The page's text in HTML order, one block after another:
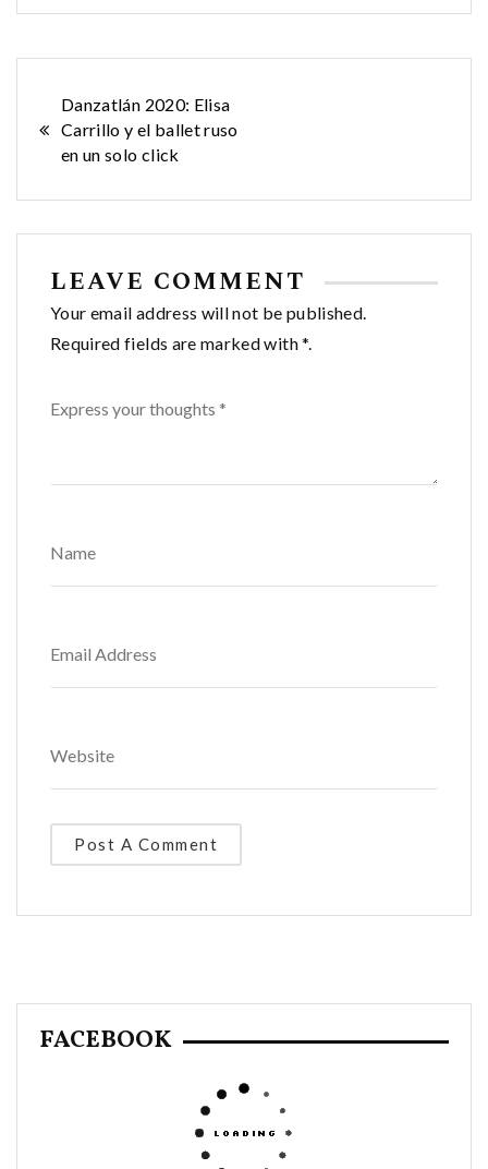
Navegación
de
entradas
Danzatlán 2020: Elisa
Carrillo y el ballet ruso
en un solo click
LEAVE COMMENT
Your email address will not be published.
Required fields are marked with *.
FACEBOOK